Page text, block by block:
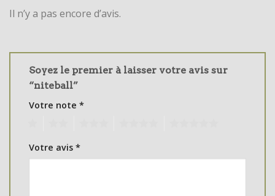
Il n’y a pas encore d’avis.
Soyez le premier à laisser votre avis sur
“niteball”
Votre note *
Votre avis *